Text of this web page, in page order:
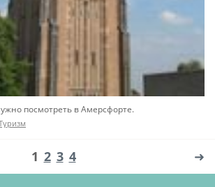
посмотреть в Амерсфорте.
1 2 3 4 ➜